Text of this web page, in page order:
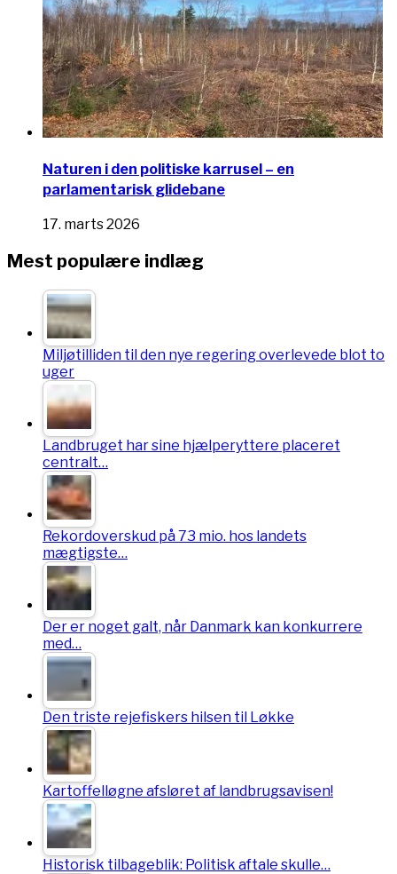
Naturen i den politiske karrusel – en
parlamentarisk glidebane
17. marts 2026
Mest populære indlæg
Miljøtilliden til den nye regering overlevede blot to
uger
Landbruget har sine hjælperyttere placeret
centralt…
Rekordoverskud på 73 mio. hos landets
mægtigste…
Der er noget galt, når Danmark kan konkurrere
med…
Den triste rejefiskers hilsen til Løkke
Kartoffelløgne afsløret af landbrugsavisen!
Historisk tilbageblik: Politisk aftale skulle…